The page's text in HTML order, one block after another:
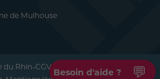
de Mulhouse
du Rhin-CGV-Besoin d'aide ? 💬